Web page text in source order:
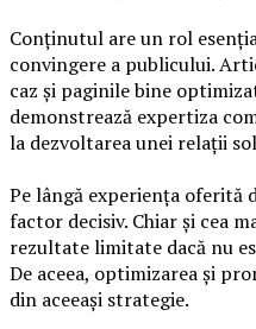
Conținutul are un rol
convingere a publicului.
caz și paginile bine
demonstrează expertiza
la dezvoltarea unei relații
Pe lângă experiența oferită
factor decisiv. Chiar și cea
rezultate limitate dacă nu
De aceea, optimizarea și
din aceeași strategie.